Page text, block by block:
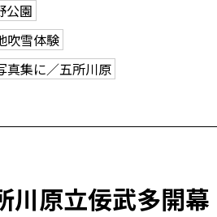
公園
吹雪体験
真集に／五所川原
川原立佞武多開幕